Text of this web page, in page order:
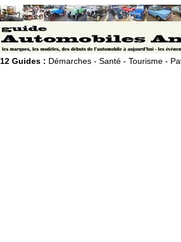
12 Guides : Démarches - Santé - Tourisme -